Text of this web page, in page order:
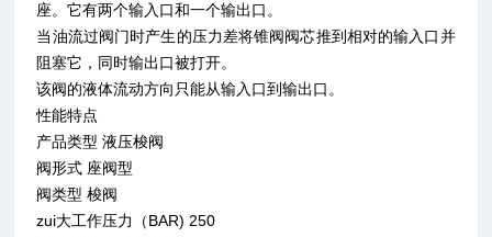
座。它有两个输入口和一个输出口。
当油流过阀门时产生的压力差将锥阀阀芯推到相对的输入口并
阻塞它，同时输出口被打开。
该阀的液体流动方向只能从输入口到输出口。
性能特点
产品类型 液压梭阀
阀形式 座阀型
阀类型 梭阀
zui大工作压力（BAR) 250